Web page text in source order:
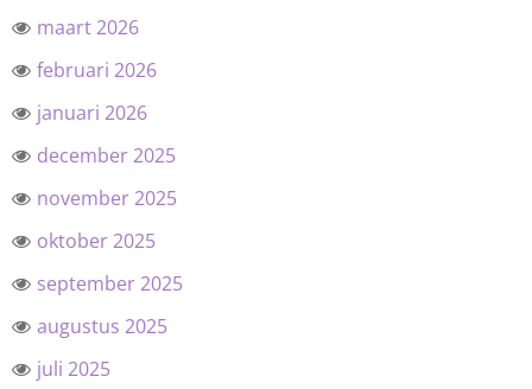
maart 2026
februari 2026
januari 2026
december 2025
november 2025
oktober 2025
september 2025
augustus 2025
juli 2025